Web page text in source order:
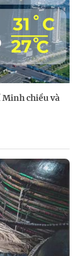
Minh chiều và